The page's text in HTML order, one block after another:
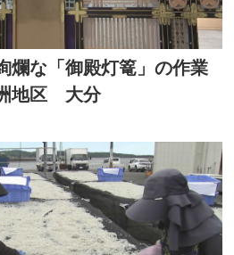
な「御殿灯篭」の作業
地区 大分